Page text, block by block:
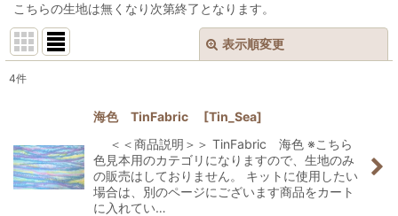
こちらの生地は無くなり次第終了となります。
表示順変更
並び順:
絞り込む
4件
海色 TinFabric [Tin_Sea]
＜＜商品説明＞＞ TinFabric 海色 ※こちら
色見本用のカテゴリになりますので、生地のみ
の販売はしておりません。 キットに使用したい
場合は、別のページにございます商品をカート
に入れてい…